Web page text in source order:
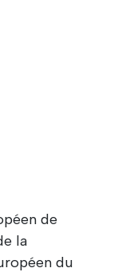
de
la
du